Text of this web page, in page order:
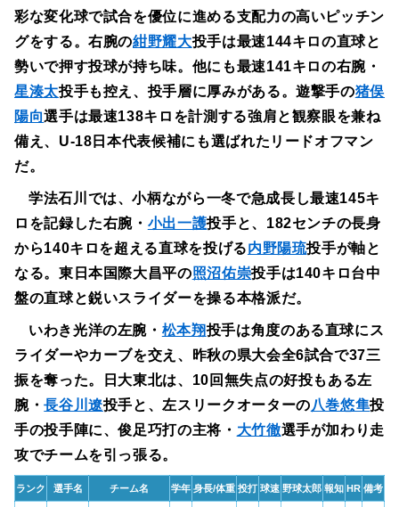
彩な変化球で試合を優位に進める支配力の高いピッチン
グをする。右腕の紺野耀大投手は最速144キロの直球と
勢いで押す投球が持ち味。他にも最速141キロの右腕・
星湊太投手も控え、投手層に厚みがある。遊撃手の猪俣
陽向選手は最速138キロを計測する強肩と観察眼を兼ね
備え、U-18日本代表候補にも選ばれたリードオフマン
だ。
学法石川では、小柄ながら一冬で急成長し最速145キ
ロを記録した右腕・ 小出一護投手と、182センチの長身
から140キロを超える直球を投げる内野陽琉投手が軸と
なる。東日本国際大昌平の照沼佑崇投手は140キロ台中
盤の直球と鋭いスライダーを操る本格派だ。
いわき光洋の左腕・ 松本翔投手は角度のある直球にス
ライダーやカーブを交え、昨秋の県大会全6試合で37三
振を奪った。日大東北は、10回無失点の好投もある左
腕・長谷川遼投手と、左スリークオーターの八巻悠隼投
手の投手陣に、俊足巧打の主将・ 大竹徹選手が加わり走
攻でチームを引っ張る。
ランク 選手名 チーム名 学年 身長/体重 投打 球速 野球太郎 報知 HR 備考